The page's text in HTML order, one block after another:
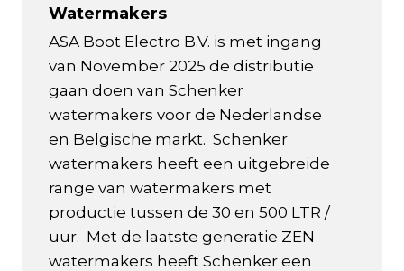
Watermakers
ASA Boot Electro B.V. is met ingang
van November 2025 de distributie
gaan doen van Schenker
watermakers voor de Nederlandse
en Belgische markt. Schenker
watermakers heeft een uitgebreide
range van watermakers met
productie tussen de 30 en 500 LTR /
uur. Met de laatste generatie ZEN
watermakers heeft Schenker een